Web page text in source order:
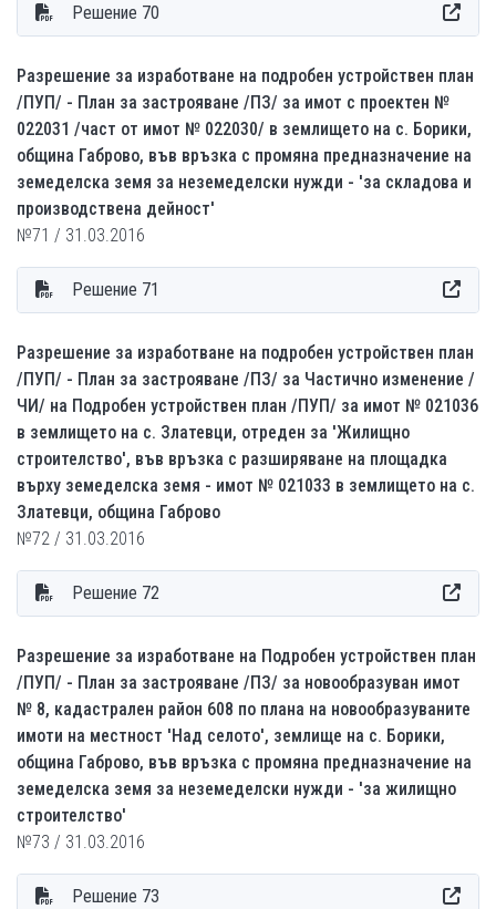
Решение 70
Разрешение за изработване на подробен устройствен план
/ПУП/ - План за застрояване /ПЗ/ за имот с проектен №
022031 /част от имот № 022030/ в землището на с. Борики,
община Габрово, във връзка с промяна предназначение на
земеделска земя за неземеделски нужди - 'за складова и
производствена дейност'
№71 / 31.03.2016
Решение 71
Разрешение за изработване на подробен устройствен план
/ПУП/ - План за застрояване /ПЗ/ за Частично изменение /
ЧИ/ на Подробен устройствен план /ПУП/ за имот № 021036
в землището на с. Златевци, отреден за 'Жилищно
строителство', във връзка с разширяване на площадка
върху земеделска земя - имот № 021033 в землището на с.
Златевци, община Габрово
№72 / 31.03.2016
Решение 72
Разрешение за изработване на Подробен устройствен план
/ПУП/ - План за застрояване /ПЗ/ за новообразуван имот
№ 8, кадастрален район 608 по плана на новообразуваните
имоти на местност 'Над селото', землище на с. Борики,
община Габрово, във връзка с промяна предназначение на
земеделска земя за неземеделски нужди - 'за жилищно
строителство'
№73 / 31.03.2016
Решение 73